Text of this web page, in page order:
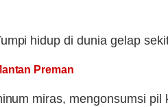
hidup di dunia gelap
Preman
miras, mengonsumsi